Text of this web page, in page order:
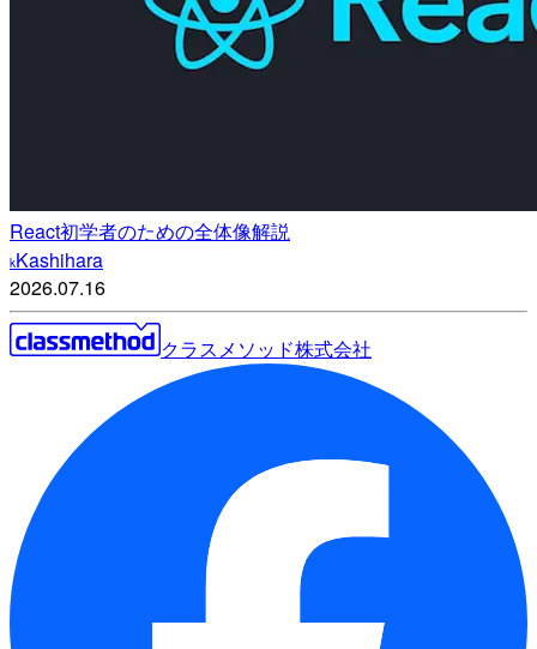
React初学者のための全体像解説
kKashihara
2026.07.16
クラスメソッド株式会社